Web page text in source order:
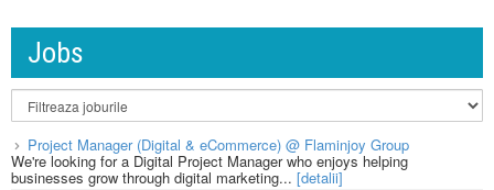
Jobs
Project Manager (Digital & eCommerce) @ Flaminjoy Group
We're looking for a Digital Project Manager who enjoys helping
businesses grow through digital marketing... [detalii]